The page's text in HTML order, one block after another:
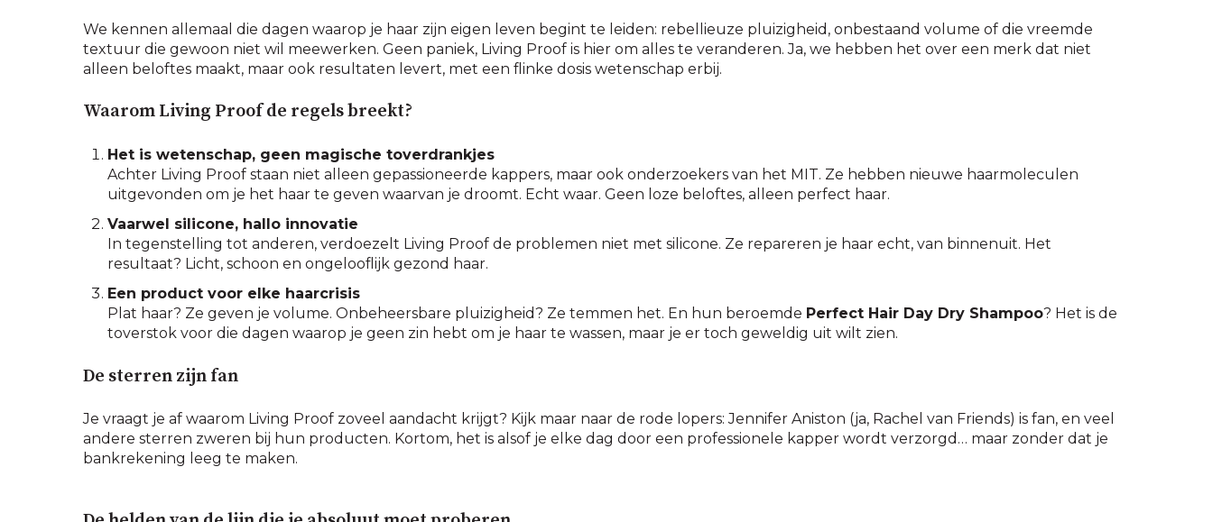
We kennen allemaal die dagen waarop je haar zijn eigen leven begint te leiden: rebellieuze pluizigheid, onbestaand volume of die vreemde
textuur die gewoon niet wil meewerken. Geen paniek, Living Proof is hier om alles te veranderen. Ja, we hebben het over een merk dat niet
alleen beloftes maakt, maar ook resultaten levert, met een flinke dosis wetenschap erbij.
Waarom Living Proof de regels breekt?
Het is wetenschap, geen magische toverdrankjes
Achter Living Proof staan niet alleen gepassioneerde kappers, maar ook onderzoekers van het MIT. Ze hebben nieuwe haarmoleculen
uitgevonden om je het haar te geven waarvan je droomt. Echt waar. Geen loze beloftes, alleen perfect haar.
Vaarwel silicone, hallo innovatie
In tegenstelling tot anderen, verdoezelt Living Proof de problemen niet met silicone. Ze repareren je haar echt, van binnenuit. Het
resultaat? Licht, schoon en ongelooflijk gezond haar.
Een product voor elke haarcrisis
Plat haar? Ze geven je volume. Onbeheersbare pluizigheid? Ze temmen het. En hun beroemde Perfect Hair Day Dry Shampoo? Het is de
toverstok voor die dagen waarop je geen zin hebt om je haar te wassen, maar je er toch geweldig uit wilt zien.
De sterren zijn fan
Je vraagt je af waarom Living Proof zoveel aandacht krijgt? Kijk maar naar de rode lopers: Jennifer Aniston (ja, Rachel van Friends) is fan, en veel
andere sterren zweren bij hun producten. Kortom, het is alsof je elke dag door een professionele kapper wordt verzorgd… maar zonder dat je
bankrekening leeg te maken.